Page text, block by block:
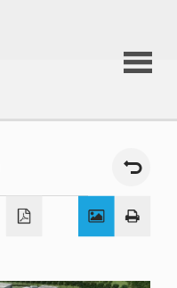
O firmie